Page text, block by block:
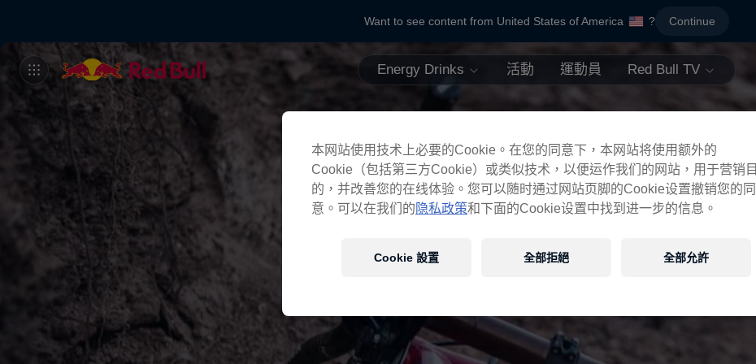
Want to see content from United States of America ? Continue
Energy Drinks 活動 運動員 Red Bull TV
本网站使用技术上必要的Cookie。在您的同意下，本网站将使用额外的
Cookie（包括第三方Cookie）或类似技术，以便运作我们的网站，用于营销目
的，并改善您的在线体验。您可以随时通过网站页脚的Cookie设置撤销您的同
意。可以在我们的 隐私政策和下面的Cookie设置中找到进一步的信息。
Cookie 設置 全部拒絕 全部允許